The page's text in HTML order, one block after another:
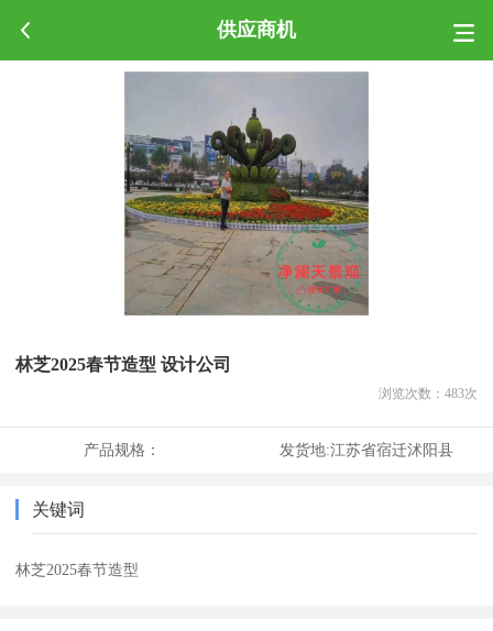
供应商机
林芝2025春节造型 设计公司
浏览次数： 483次
产品规格： 发货地:江苏省宿迁沭阳县
关键词
林芝2025春节造型